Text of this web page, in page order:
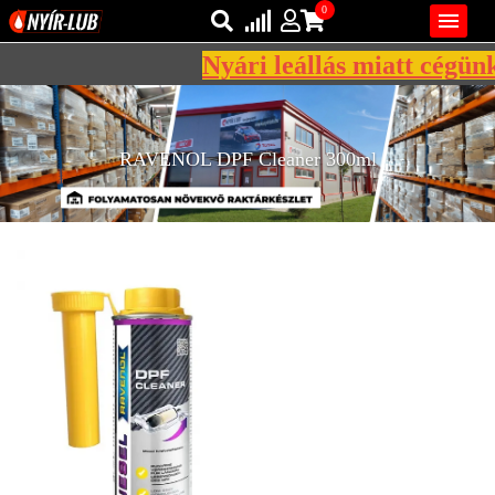
REGISZTRÁCIÓ
IPARI
KENŐANYAGOK
MÁRKÁK
NORMÁK
VISZKOZITÁSOK

Bejelentkezés
Regisztráció
0
AZ ÖN KOSARA ÜRES
Nyári leállás miatt
RAVENOL DPF Cleaner 300ml